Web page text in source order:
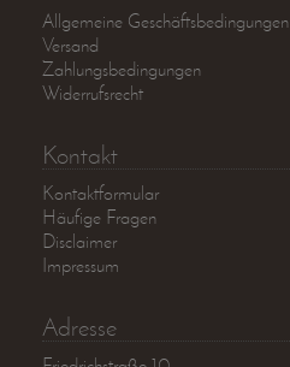
Allgemeine Geschäftsbedingungen
Versand
Zahlungsbedingungen
Widerrufsrecht
Kontakt
Kontaktformular
Häufige Fragen
Disclaimer
Impressum
Adresse